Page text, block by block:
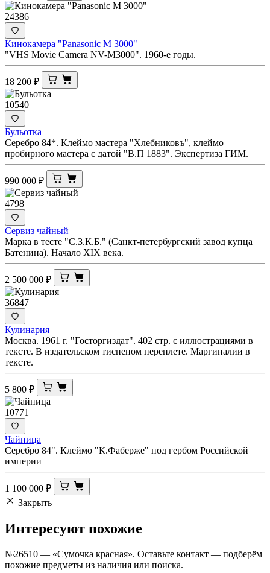
24386
Кинокамера "Panasonic M 3000"
"VHS Movie Camera NV-M3000". 1960-е годы.
18 200 ₽
10540
Бульотка
Серебро 84*. Клеймо мастера "Хлебниковъ", клеймо
пробирного мастера с датой "В.П 1883". Экспертиза ГИМ.
990 000 ₽
4798
Сервиз чайный
Марка в тесте "С.З.К.Б." (Санкт-петербургский завод купца
Батенина). Начало XIX века.
2 500 000 ₽
36847
Кулинария
Москва. 1961 г. "Госторгиздат". 402 стр. с иллюстрациями в
тексте. В издательском тисненом переплете. Маргиналии в
тексте.
5 800 ₽
10771
Чайница
Серебро 84". Клеймо "К.Фаберже" под гербом Российской
империи
1 100 000 ₽
Закрыть
Интересуют похожие
№26510 — «Сумочка красная». Оставьте контакт — подберём
похожие предметы из наличия или поиска.